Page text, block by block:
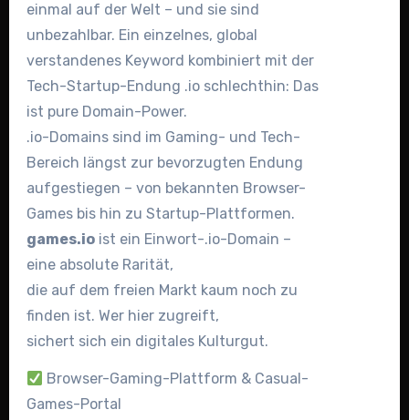
einmal auf der Welt – und sie sind
unbezahlbar. Ein einzelnes, global
verstandenes Keyword kombiniert mit der
Tech-Startup-Endung .io schlechthin: Das
ist pure Domain-Power.
.io-Domains sind im Gaming- und Tech-
Bereich längst zur bevorzugten Endung
aufgestiegen – von bekannten Browser-
Games bis hin zu Startup-Plattformen.
games.ioist ein Einwort-.io-Domain –
eine absolute Rarität,
die auf dem freien Markt kaum noch zu
finden ist. Wer hier zugreift,
sichert sich ein digitales Kulturgut.
Browser-Gaming-Plattform & Casual-
Games-Portal